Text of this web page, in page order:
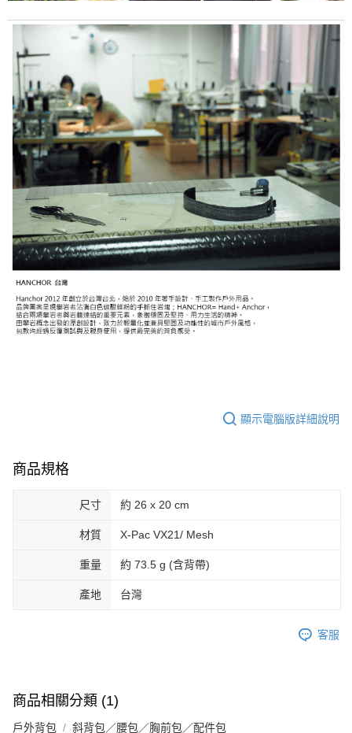
顯示電腦版詳細說明
商品規格
尺寸 約 26 x 20 cm
材質 X-Pac VX21/ Mesh
重量 約 73.5 g (含背帶)
產地 台灣
客服
商品相關分類 (1)
戶外背包 斜背包／腰包／胸前包／配件包